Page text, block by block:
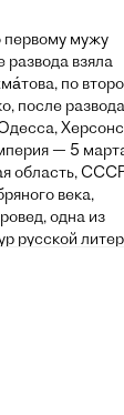
первому мужу
развода взяла
по
после развода
— 5
область,
века,
одна из
русской